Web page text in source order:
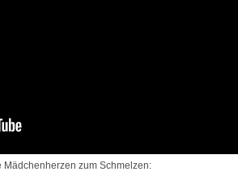
Mädchenherzen zum Schmelzen: